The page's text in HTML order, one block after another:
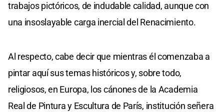
trabajos pictóricos, de indudable calidad, aunque con
una insoslayable carga inercial del Renacimiento.
Al respecto, cabe decir que mientras él comenzaba a
pintar aquí sus temas históricos y, sobre todo,
religiosos, en Europa, los cánones de la Academia
Real de Pintura y Escultura de París, institución señera